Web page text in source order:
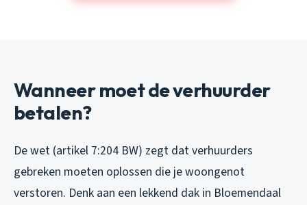
Wanneer moet de verhuurder
betalen?
De wet (artikel 7:204 BW) zegt dat verhuurders
gebreken moeten oplossen die je woongenot
verstoren. Denk aan een lekkend dak in Bloemendaal